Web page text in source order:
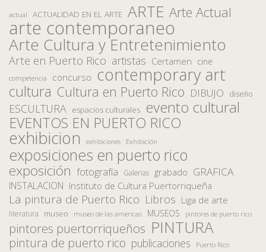
actual ACTUALIDAD EN EL ARTE ARTE Arte Actual
arte contemporaneo
Arte Cultura y Entretenimiento
Arte en Puerto Rico artistas Certamen cine
competencia concurso contemporary art
cultura Cultura en Puerto Rico DIBUJO diseño
ESCULTURA espacios culturales evento cultural
EVENTOS EN PUERTO RICO
exhibicion exhibiciones Exhibición
exposiciones en puerto rico
exposición fotografía Galerias grabado GRAFICA
INSTALACION Instituto de Cultura Puertorriqueña
La pintura de Puerto Rico Libros Liga de arte
literatura museo museo de las americas MUSEOS pintores de puerto rico
pintores puertorriqueños PINTURA
pintura de puerto rico publicaciones Puerto Rico